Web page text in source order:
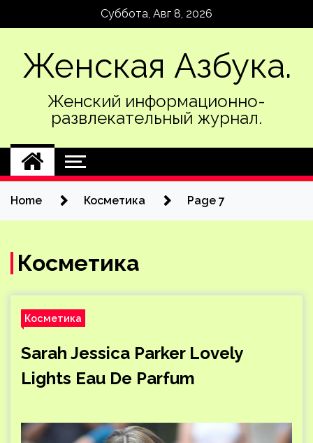
Суббота, Авг 8, 2026
Женская Азбука.
Женский информационно-
развлекательный журнал.
Home Косметика Page 7
Косметика
Косметика
Sarah Jessica Parker Lovely
Lights Eau De Parfum